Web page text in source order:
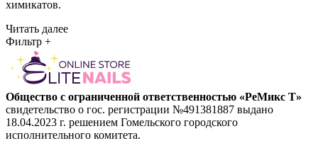
химикатов.
Читать далее
Фильтр +
Общество с ограниченной ответственностью «РеМикс Т»
свидетельство о гос. регистрации №491381887 выдано
18.04.2023 г. решением Гомельского городского
исполнительного комитета.